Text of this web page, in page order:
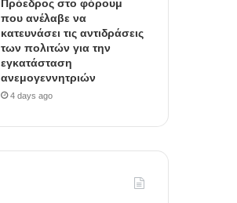
Πρόεδρος στο φόρουμ
που ανέλαβε να
κατευνάσει τις αντιδράσεις
των πολιτών για την
εγκατάσταση
ανεμογεννητριών
4 days ago